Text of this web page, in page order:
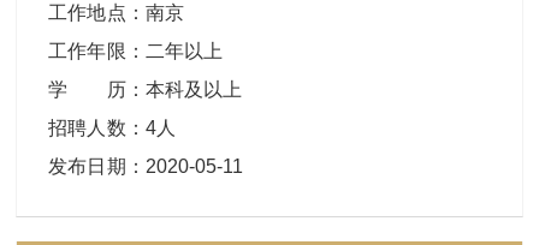
工作地点 ： 南京
工作年限 ： 二年以上
学 历： 本科及以上
招聘人数 ： 4人
发布日期 ： 2020-05-11